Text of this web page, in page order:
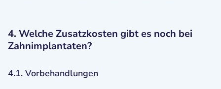
4. Welche Zusatzkosten gibt es noch bei
Zahnimplantaten?
4.1. Vorbehandlungen